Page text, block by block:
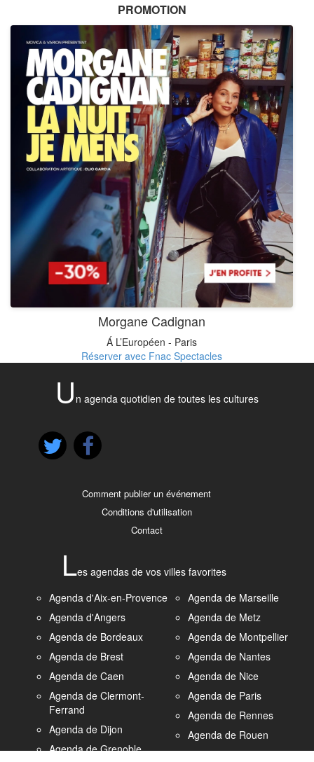
PROMOTION
Morgane Cadignan
Á L’Européen - Paris
Réserver avec Fnac Spectacles
U n agenda quotidien de toutes les cultures
Comment publier un événement
Conditions d'utilisation
Contact
Les agendas de vos villes favorites
Agenda d'Aix-en-Provence
Agenda d'Angers
Agenda de Bordeaux
Agenda de Brest
Agenda de Caen
Agenda de Clermont-
Ferrand
Agenda de Dijon
Agenda de Grenoble
Agenda de Marseille
Agenda de Metz
Agenda de Montpellier
Agenda de Nantes
Agenda de Nice
Agenda de Paris
Agenda de Rennes
Agenda de Rouen
Agenda de Strasbourg